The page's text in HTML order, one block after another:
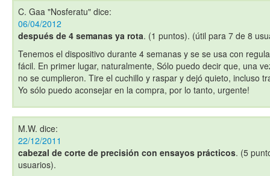
C. Gaa "Nosferatu" dice:
06/04/2012
después de 4 semanas ya rota. (1 puntos). (útil para 7 de 8
Tenemos el dispositivo durante 4 semanas y se se usa con
fácil. En primer lugar, naturalmente, Sólo puedo decir que, una
no se cumplieron. Tire el cuchillo y raspar y dejó quieto, incluso
Yo sólo puedo aconsejar en la compra, por lo tanto, urgente!
M.W. dice:
22/12/2011
cabezal de corte de precisión con ensayos prácticos. (5
usuarios).